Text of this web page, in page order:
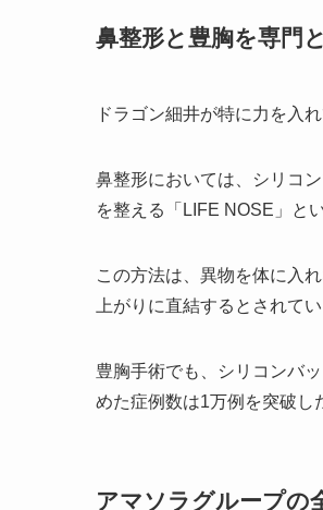
鼻整形と豊胸を専門
ドラゴン細井が特に力を入
鼻整形においては、シリコ
を整える「LIFE NOSE」と
この方法は、異物を体に入
上がりに直結するとされてい
豊胸手術でも、シリコンバ
めた症例数は1万例を突破し
アマソラグループの